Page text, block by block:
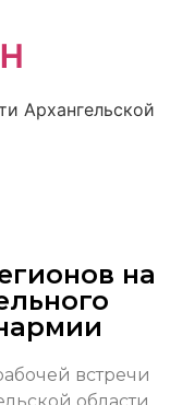
Архангельской
на
встречи